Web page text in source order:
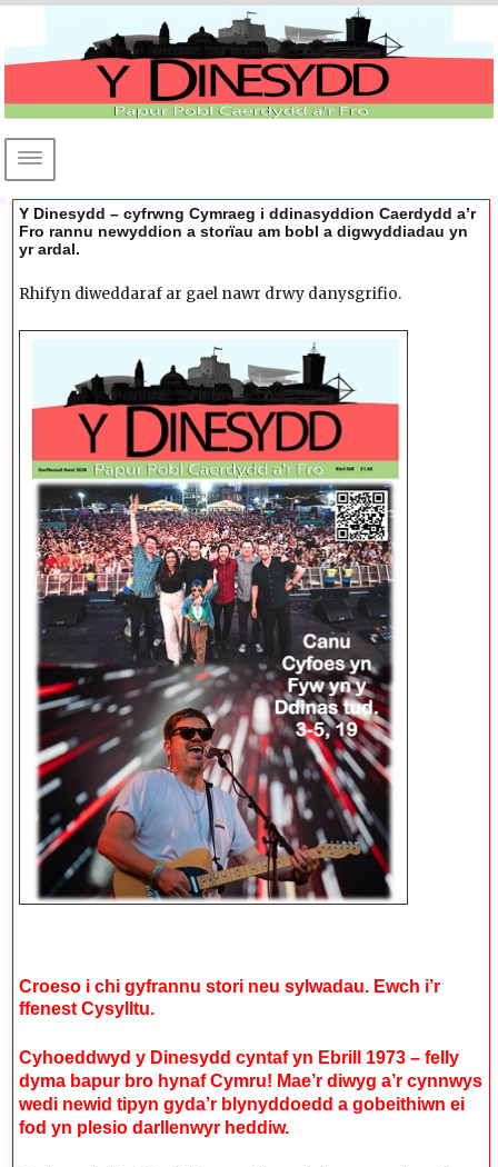
Dinesydd
DEWISLEN
Y Dinesydd – cyfrwng Cymraeg i ddinasyddion Caerdydd a’r
Fro rannu newyddion a storïau am bobl a digwyddiadau yn
yr ardal.
Rhifyn diweddaraf ar gael nawr drwy danysgrifio.
Croeso i chi gyfrannu stori neu sylwadau. Ewch i’r
ffenest Cysylltu.
Cyhoeddwyd y Dinesydd cyntaf yn Ebrill 1973 – felly
dyma bapur bro hynaf Cymru! Mae’r diwyg a’r cynnwys
wedi newid tipyn gyda’r blynyddoedd a gobeithiwn ei
fod yn plesio darllenwyr heddiw.